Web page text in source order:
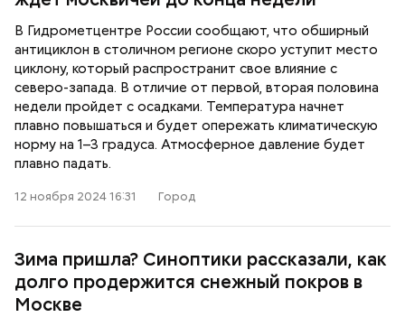
В Гидрометцентре России сообщают, что обширный
антициклон в столичном регионе скоро уступит место
циклону, который распространит свое влияние с
северо-запада. В отличие от первой, вторая половина
недели пройдет с осадками. Температура начнет
плавно повышаться и будет опережать климатическую
норму на 1–3 градуса. Атмосферное давление будет
плавно падать.
12 ноября 2024 16:31 Город
Зима пришла? Синоптики рассказали, как
долго продержится снежный покров в
Москве